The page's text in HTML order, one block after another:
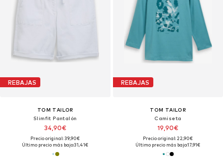
REBAJAS
TOM TAILOR
Slimfit Pantalón
34,90€
Precio original: 39,90€
Último precio más bajo:31,41€
REBAJAS
TOM TAILOR
Camiseta
19,90€
Precio original: 22,90€
Último precio más bajo:17,91€